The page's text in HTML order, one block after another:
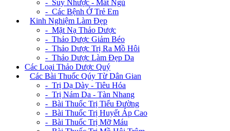
- Suy Nhược - Mất Ngủ
- Các Bệnh Ở Trẻ Em
Kinh Nghiệm Làm Đẹp
- Mặt Nạ Thảo Dược
- Thảo Dược Giảm Béo
- Thảo Dược Trị Ra Mồ Hôi
- Thảo Dược Làm Đẹp Da
Các Loại Thảo Dược Quý
Các Bài Thuốc Qúy Từ Dân Gian
- Trị Dạ Dày - Tiêu Hóa
- Trị Nám Da - Tàn Nhang
- Bài Thuốc Trị Tiểu Đường
- Bài Thuốc Trị Huyết Áp Cao
- Bài Thuốc Trị Mỡ Máu